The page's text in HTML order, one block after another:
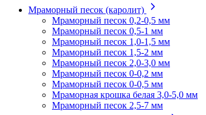
Мраморный песок (каролит)
Мраморный песок 0,2-0,5 мм
Мраморный песок 0,5-1 мм
Мраморный песок 1,0-1,5 мм
Мраморный песок 1,5-2 мм
Мраморный песок 2,0-3,0 мм
Мраморный песок 0-0,2 мм
Мраморный песок 0-0,5 мм
Мраморная крошка белая 3,0-5,0 мм
Мраморный песок 2,5-7 мм